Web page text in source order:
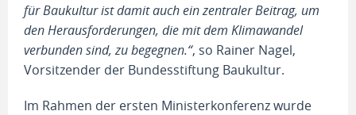
für Baukultur ist damit auch ein zentraler Beitrag, um
den Herausforderungen, die mit dem Klimawandel
verbunden sind, zu begegnen.“, so Rainer Nagel,
Vorsitzender der Bundesstiftung Baukultur.
Im Rahmen der ersten Ministerkonferenz wurde